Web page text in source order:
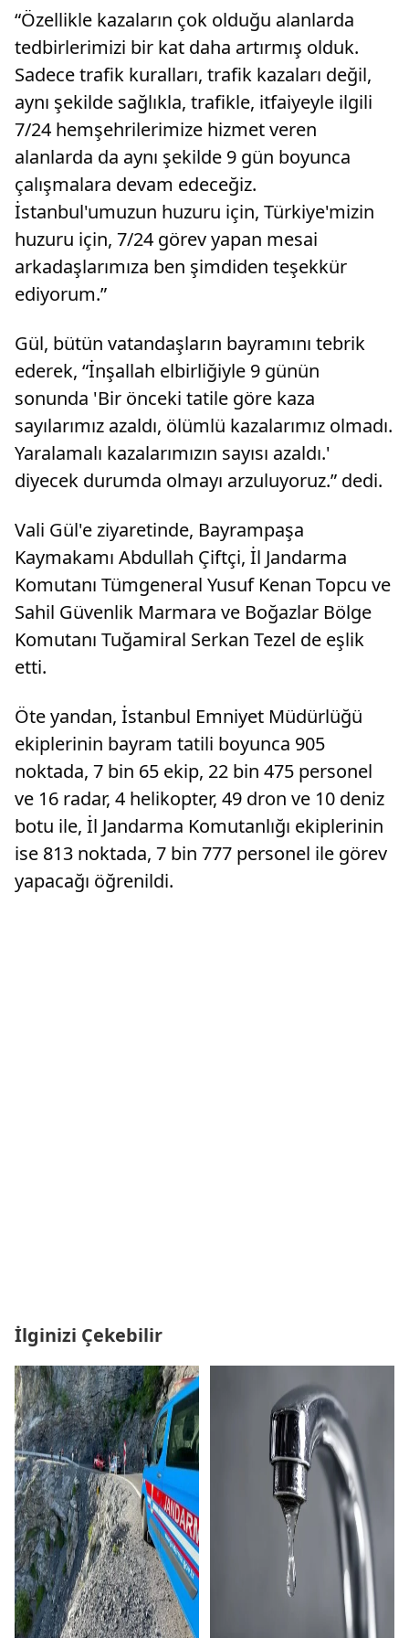
“Özellikle kazaların çok olduğu alanlarda
tedbirlerimizi bir kat daha artırmış olduk.
Sadece trafik kuralları, trafik kazaları değil,
aynı şekilde sağlıkla, trafikle, itfaiyeyle ilgili
7/24 hemşehrilerimize hizmet veren
alanlarda da aynı şekilde 9 gün boyunca
çalışmalara devam edeceğiz.
İstanbul'umuzun huzuru için, Türkiye'mizin
huzuru için, 7/24 görev yapan mesai
arkadaşlarımıza ben şimdiden teşekkür
ediyorum.”
Gül, bütün vatandaşların bayramını tebrik
ederek, “İnşallah elbirliğiyle 9 günün
sonunda 'Bir önceki tatile göre kaza
sayılarımız azaldı, ölümlü kazalarımız olmadı.
Yaralamalı kazalarımızın sayısı azaldı.'
diyecek durumda olmayı arzuluyoruz.” dedi.
Vali Gül'e ziyaretinde, Bayrampaşa
Kaymakamı Abdullah Çiftçi, İl Jandarma
Komutanı Tümgeneral Yusuf Kenan Topcu ve
Sahil Güvenlik Marmara ve Boğazlar Bölge
Komutanı Tuğamiral Serkan Tezel de eşlik
etti.
Öte yandan, İstanbul Emniyet Müdürlüğü
ekiplerinin bayram tatili boyunca 905
noktada, 7 bin 65 ekip, 22 bin 475 personel
ve 16 radar, 4 helikopter, 49 dron ve 10 deniz
botu ile, İl Jandarma Komutanlığı ekiplerinin
ise 813 noktada, 7 bin 777 personel ile görev
yapacağı öğrenildi.
İlginizi Çekebilir